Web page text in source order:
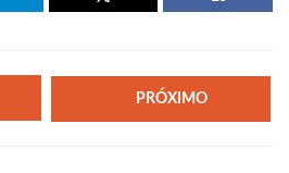
PRÓXIMO